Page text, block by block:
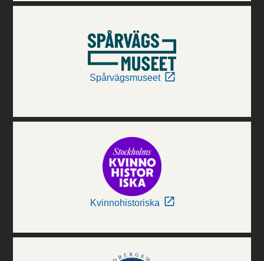
Spårvägsmuseet
Kvinnohistoriska